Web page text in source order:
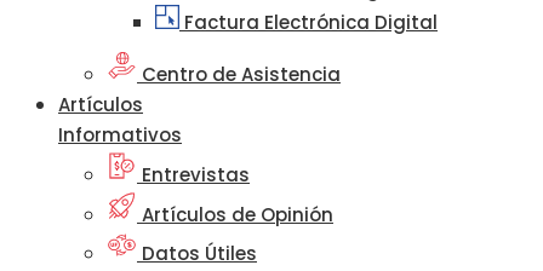
Factura Electrónica Digital
Centro de Asistencia
Artículos
Informativos
Entrevistas
Artículos de Opinión
Datos Útiles